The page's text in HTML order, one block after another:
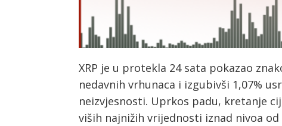
XRP je u protekla 24 sata pokazao
nedavnih vrhunaca i izgubivši 1,07%
neizvjesnosti. Uprkos padu, kretanje
viših najnižih vrijednosti iznad nivoa